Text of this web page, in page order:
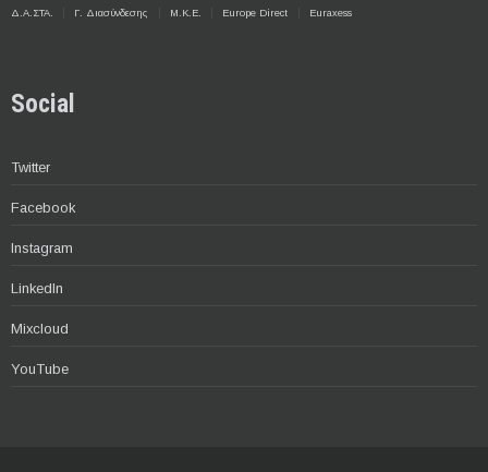
Δ.Α.ΣΤΑ. Γ. Διασύνδεσης Μ.Κ.Ε. Europe Direct Euraxess
Social
Twitter
Facebook
Instagram
LinkedIn
Mixcloud
YouTube